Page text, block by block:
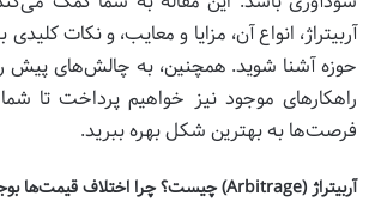
آربیتراژ، انواع آن، مزایا و معایب، و نکات
حوزه آشنا شوید. همچنین، به چالش‌های پیش
راهکارهای موجود نیز خواهیم پرداخت تا شما
فرصت‌ها به بهترین شکل بهره ببرید.
آربیتراژ (Arbitrage) چیست؟ چرا اختلاف قیمت‌ها بوجود می‌آیند؟